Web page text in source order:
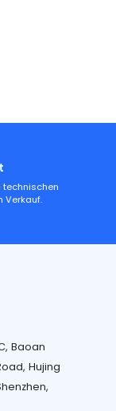
technischen
Verkauf.
Baoan
Hujing